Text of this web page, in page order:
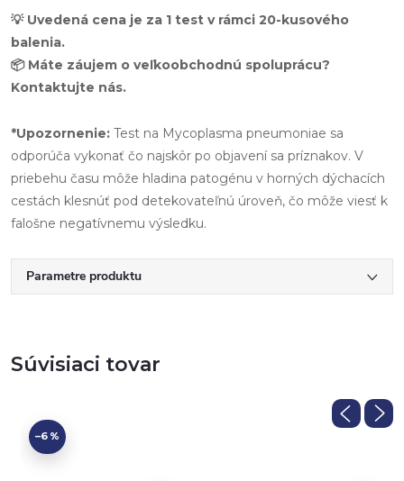
💡 Uvedená cena je za 1 test v rámci 20-kusového
balenia.
📦 Máte záujem o veľkoobchodnú spoluprácu?
Kontaktujte nás.
*Upozornenie: Test na Mycoplasma pneumoniae sa
odporúča vykonať čo najskôr po objavení sa príznakov. V
priebehu času môže hladina patogénu v horných dýchacích
cestách klesnúť pod detekovateľnú úroveň, čo môže viesť k
falošne negatívnemu výsledku.
Parametre produktu
Súvisiaci tovar
–6 %